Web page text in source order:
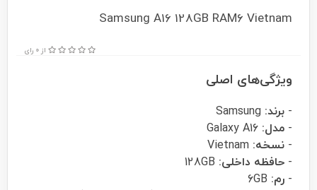
Samsung A16 128GB RAM6 Vietnam
از 0 رای
ویژگی‌های اصلی
- برند:
- مدل:
- نسخه:
- حافظه داخلی:
- رم: